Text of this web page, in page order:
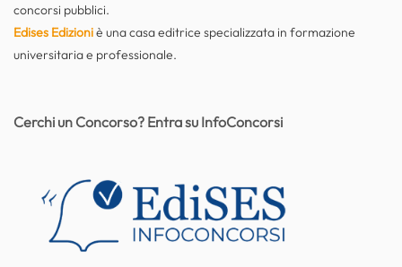
concorsi pubblici.
Edises Edizioniè una casa editrice specializzata in formazione
universitaria e professionale.
Cerchi un Concorso? Entra su InfoConcorsi